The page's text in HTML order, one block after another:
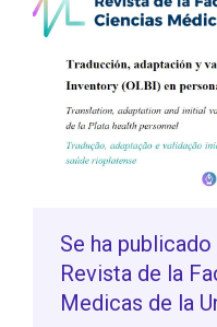
Se ha
Revista de la
Medicas de la